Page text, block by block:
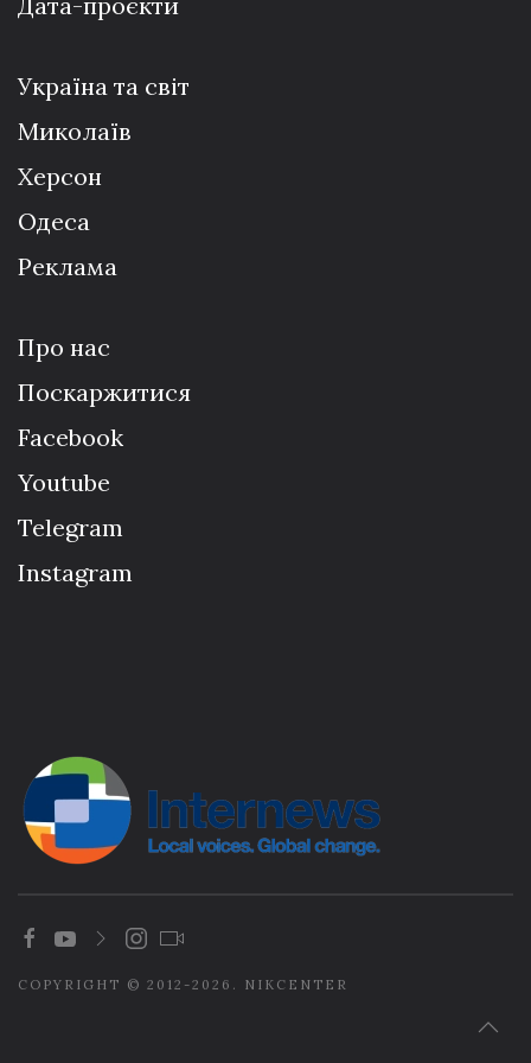
Україна та світ
Миколаїв
Херсон
Одеса
Реклама
Про нас
Поскаржитися
Facebook
Youtube
Telegram
Instagram
COPYRIGHT © 2012-2026. NIKCENTER